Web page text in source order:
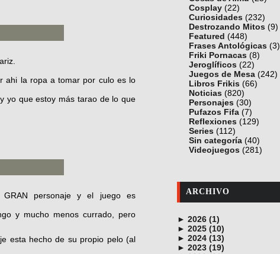
ahi la ropa a tomar por culo es lo
yo que estoy más tarao de lo que
personaje y el juego es
y mucho menos currado, pero
esta hecho de su propio pelo (al
Cosplay (22)
Curiosidades (232)
Destrozando Mitos (9)
Featured (448)
Frases Antológicas (3)
Friki Pornacas (8)
Jeroglíficos (22)
Juegos de Mesa (242)
Libros Frikis (66)
Noticias (820)
Personajes (30)
Pufazos Fifa (7)
Reflexiones (129)
Series (112)
Sin categoría (40)
Videojuegos (281)
ARCHIVO
► 2026 (1)
junio (1)
► 2025 (10)
noviembre (1)
octubre (1)
► 2024 (13)
diciembre (4)
► 2023 (19)